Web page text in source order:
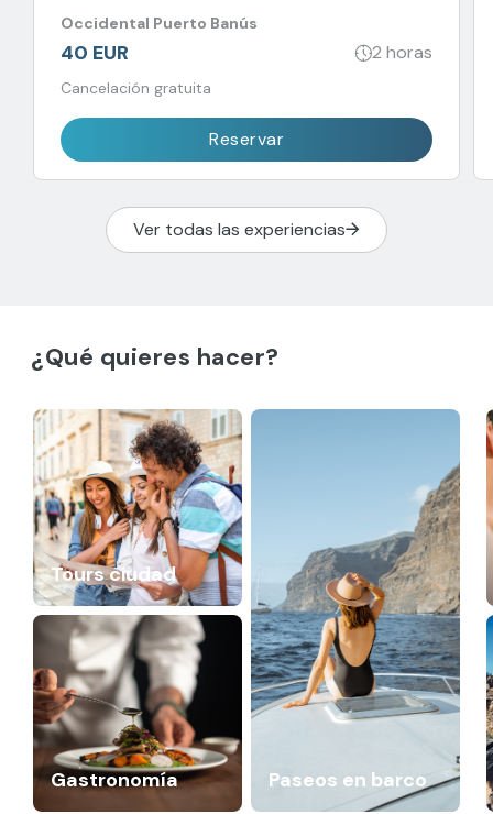
Occidental Puerto Banús
40 EUR 2 horas
Cancelación gratuita
Reservar
Ver todas las experiencias
¿Qué quieres hacer?
Tours ciudad
Paseos en barco
Gastronomía